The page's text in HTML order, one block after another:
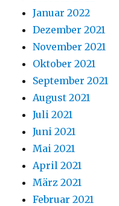
Januar 2022
Dezember 2021
November 2021
Oktober 2021
September 2021
August 2021
Juli 2021
Juni 2021
Mai 2021
April 2021
März 2021
Februar 2021